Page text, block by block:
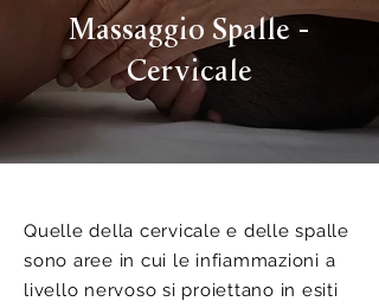
Massaggio Spalle -
Cervicale
Quelle della cervicale e delle spalle
sono aree in cui le infiammazioni a
livello nervoso si proiettano in esiti